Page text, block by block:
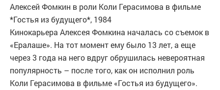
Алексей Фомкин в роли Коли Герасимова в фильме
*Гостья из будущего*, 1984
Кинокарьера Алексея Фомкина началась со съемок в
«Ералаше». На тот момент ему было 13 лет, а еще
через 3 года на него вдруг обрушилась невероятная
популярность – после того, как он исполнил роль
Коли Герасимова в фильме «Гостья из будущего».